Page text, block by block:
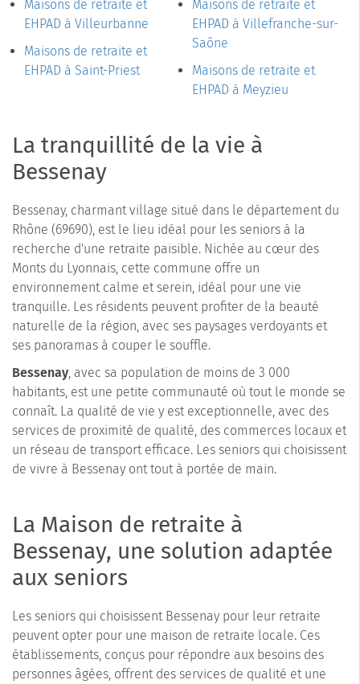
Maisons de retraite et
EHPAD à Villeurbanne
Maisons de retraite et
EHPAD à Saint-Priest
Maisons de retraite et
EHPAD à Villefranche-sur-
Saône
Maisons de retraite et
EHPAD à Meyzieu
La tranquillité de la vie à
Bessenay
Bessenay, charmant village situé dans le département du
Rhône (69690), est le lieu idéal pour les seniors à la
recherche d'une retraite paisible. Nichée au cœur des
Monts du Lyonnais, cette commune offre un
environnement calme et serein, idéal pour une vie
tranquille. Les résidents peuvent profiter de la beauté
naturelle de la région, avec ses paysages verdoyants et
ses panoramas à couper le souffle.
Bessenay, avec sa population de moins de 3 000
habitants, est une petite communauté où tout le monde se
connaît. La qualité de vie y est exceptionnelle, avec des
services de proximité de qualité, des commerces locaux et
un réseau de transport efficace. Les seniors qui choisissent
de vivre à Bessenay ont tout à portée de main.
La Maison de retraite à
Bessenay, une solution adaptée
aux seniors
Les seniors qui choisissent Bessenay pour leur retraite
peuvent opter pour une maison de retraite locale. Ces
établissements, conçus pour répondre aux besoins des
personnes âgées, offrent des services de qualité et une